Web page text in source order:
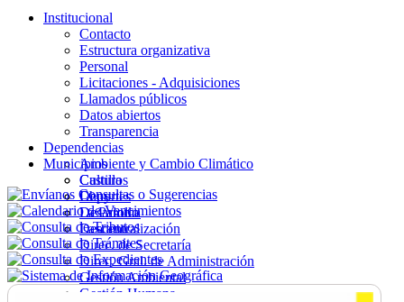
Institucional
Contacto
Estructura organizativa
Personal
Licitaciones - Adquisiciones
Llamados públicos
Datos abiertos
Transparencia
Dependencias
Ambiente y Cambio Climático
Cultura
Deportes
Desarrollo
Descentralización
Direc. de Secretaría
Direc. Gral. de Administración
Gestión Ambiental
Gestión Humana
Municipios
Castillos
Chuy
La Paloma
Lascano